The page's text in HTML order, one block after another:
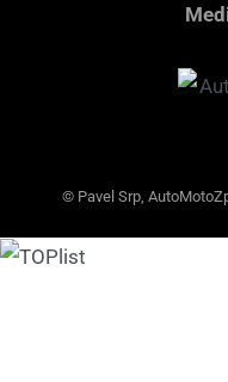
© Pavel Srp,